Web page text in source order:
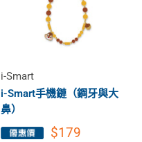
i-Smart
i-Smart手機鏈（鋼牙與大
鼻）
$179